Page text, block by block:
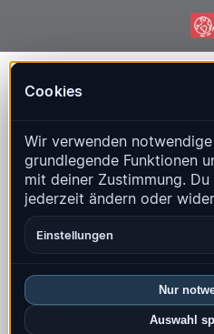
Cookies
Wir verwenden
grundlegende Funktionen
mit deiner Zustimmung.
jederzeit ändern oder
Einstellungen
Nur
Auswahl
Sandwichinseln
QuakeMap24
Live-Karte, Statistiken und
Historienkarte öffnen
Überblick Karte Aktuell
FAQ